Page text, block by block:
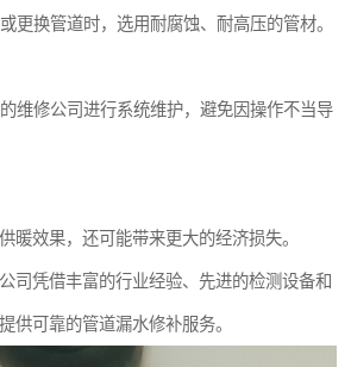
更换管道时，选用耐腐蚀、耐高压的管材。
维修公司进行系统维护，避免因操作不当导
暖效果，还可能带来更大的经济损失。
司凭借丰富的行业经验、先进的检测设备和
供可靠的管道漏水修补服务。